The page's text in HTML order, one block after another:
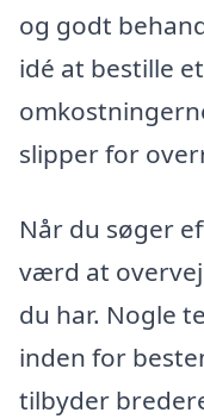
og godt
idé at bestille
slipper for
Når du søger
værd at
du har. Nogle
inden for
tilbyder